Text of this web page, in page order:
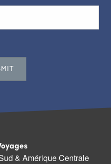
& Amérique Centrale